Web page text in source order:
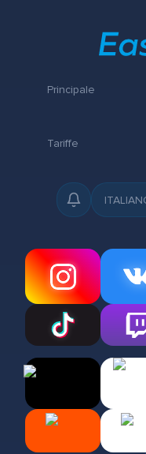
Principale
Tariffe